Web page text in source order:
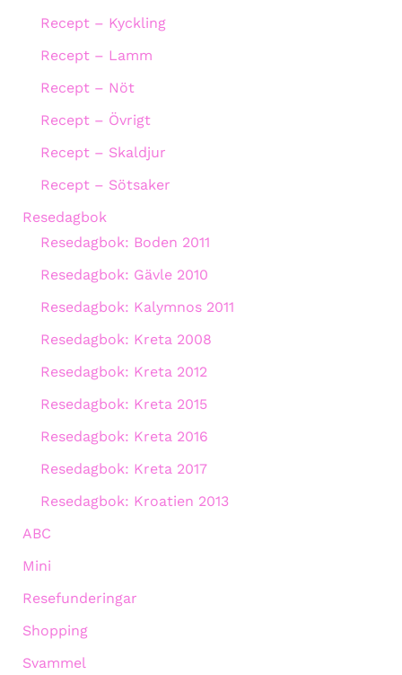
Recept – Kyckling
Recept – Lamm
Recept – Nöt
Recept – Övrigt
Recept – Skaldjur
Recept – Sötsaker
Resedagbok
Resedagbok: Boden 2011
Resedagbok: Gävle 2010
Resedagbok: Kalymnos 2011
Resedagbok: Kreta 2008
Resedagbok: Kreta 2012
Resedagbok: Kreta 2015
Resedagbok: Kreta 2016
Resedagbok: Kreta 2017
Resedagbok: Kroatien 2013
ABC
Mini
Resefunderingar
Shopping
Svammel